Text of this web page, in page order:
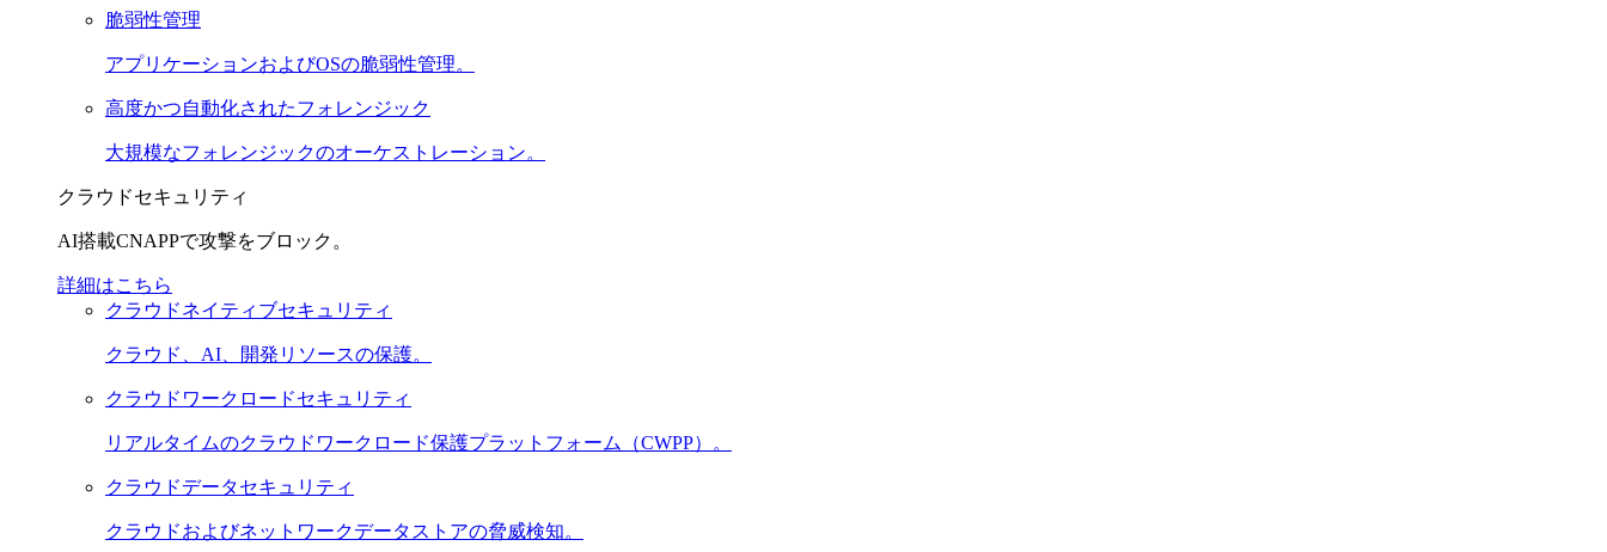
脆弱性管理
アプリケーションおよびOSの脆弱性管理。
高度かつ自動化されたフォレンジック
大規模なフォレンジックのオーケストレーション。
クラウドセキュリティ
AI搭載CNAPPで攻撃をブロック。
詳細はこちら
クラウドネイティブセキュリティ
クラウド、AI、開発リソースの保護。
クラウドワークロードセキュリティ
リアルタイムのクラウドワークロード保護プラットフォーム（CWPP）。
クラウドデータセキュリティ
クラウドおよびネットワークデータストアの脅威検知。